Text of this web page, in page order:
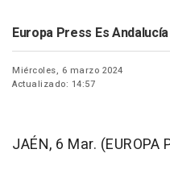
Europa Press Es
Miércoles, 6 marzo 2024
Actualizado: 14:57
JAÉN, 6 Mar. (EUROPA